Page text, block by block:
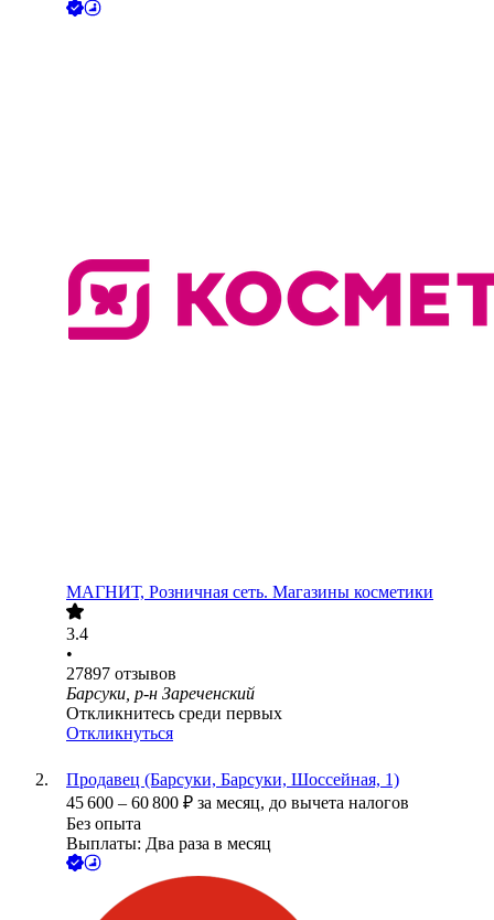
МАГНИТ, Розничная сеть. Магазины косметики
3.4
•
27897 отзывов
Барсуки, р-н Зареченский
Откликнитесь среди первых
Откликнуться
Продавец (Барсуки, Барсуки, Шоссейная, 1)
45 600 – 60 800 ₽ за месяц, до вычета налогов
Без опыта
Выплаты: Два раза в месяц